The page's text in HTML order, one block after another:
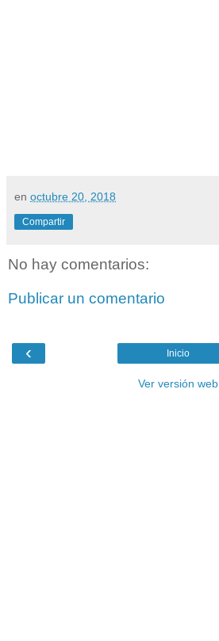
en octubre 20, 2018
Compartir
No hay comentarios:
Publicar un comentario
‹ Inicio
Ver versión web